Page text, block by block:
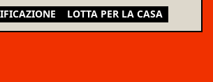
LOTTA PER LA CASA